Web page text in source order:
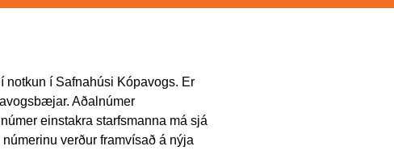
notkun í Safnahúsi Kópavogs. Er
Aðalnúmer
einstakra starfsmanna má sjá
númerinu verður framvísað á nýja